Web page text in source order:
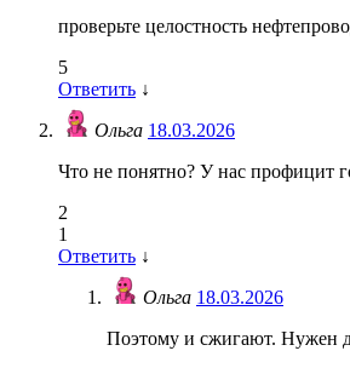
проверьте целостность
5
Ответить ↓
Ольга 18.03.2026
Что не понятно? У нас профицит
2
1
Ответить ↓
Ольга 18.03.2026
Поэтому и сжигают. Нужен